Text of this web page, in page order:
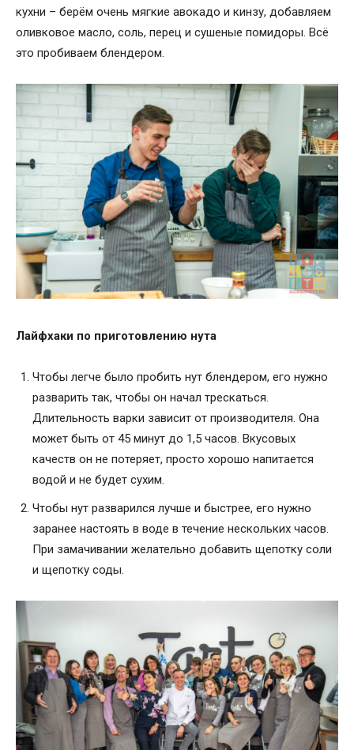
кухни – берём очень мягкие авокадо и кинзу, добавляем
оливковое масло, соль, перец и сушеные помидоры. Всё
это пробиваем блендером.
Лайфхаки по приготовлению нута
Чтобы легче было пробить нут блендером, его нужно
разварить так, чтобы он начал трескаться.
Длительность варки зависит от производителя. Она
может быть от 45 минут до 1,5 часов. Вкусовых
качеств он не потеряет, просто хорошо напитается
водой и не будет сухим.
Чтобы нут разварился лучше и быстрее, его нужно
заранее настоять в воде в течение нескольких часов.
При замачивании желательно добавить щепотку соли
и щепотку соды.